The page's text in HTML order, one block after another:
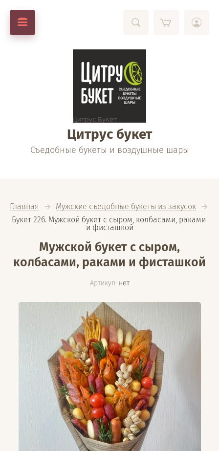
Цитрус букет
Съедобные букеты и воздушные шары
Главная
Мужские съедобные букеты из закусок
Букет 226. Мужской букет с сыром, колбасами, раками
и фисташкой
Мужской букет с сыром,
колбасами, раками и фисташкой
Артикул: нет